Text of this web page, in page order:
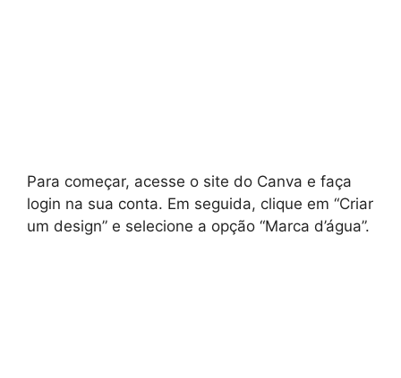
Para começar, acesse o site do Canva e faça
login na sua conta. Em seguida, clique em “Criar
um design” e selecione a opção “Marca d’água”.